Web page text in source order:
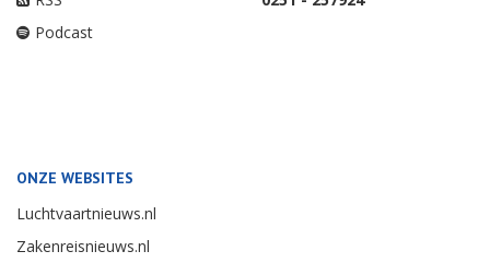
Podcast
ONZE WEBSITES
Luchtvaartnieuws.nl
Zakenreisnieuws.nl